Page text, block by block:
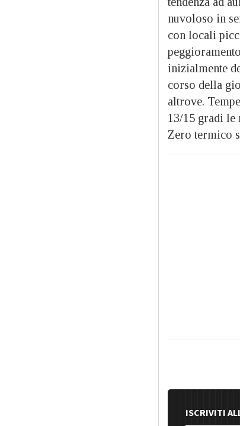
nuvoloso in
con locali
inizialmente
corso della
altrove.
13/15 gradi le
Zero termico
ISCRIVITI